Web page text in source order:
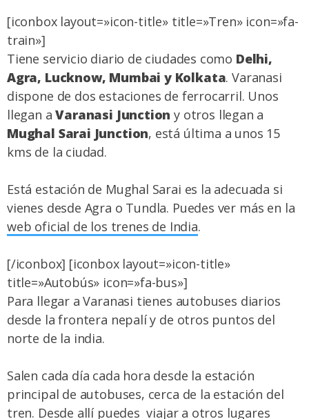
[iconbox layout=»icon-title» title=»Tren» icon=»fa-
train»]
Tiene servicio diario de ciudades como Delhi,
Agra, Lucknow, Mumbai y Kolkata. Varanasi
dispone de dos estaciones de ferrocarril. Unos
llegan aVaranasi Junction y otros llegan a
Mughal Sarai Junction, está última a unos 15
kms de la ciudad.
Está estación de Mughal Sarai es la adecuada si
vienes desde Agra o Tundla. Puedes ver más en la
web oficial de los trenes de India.
[/iconbox] [iconbox layout=»icon-title»
title=»Autobús» icon=»fa-bus»]
Para llegar a Varanasi tienes autobuses diarios
desde la frontera nepalí y de otros puntos del
norte de la india.
Salen cada día cada hora desde la estación
principal de autobuses, cerca de la estación del
tren. Desde allí puedes viajar a otros lugares